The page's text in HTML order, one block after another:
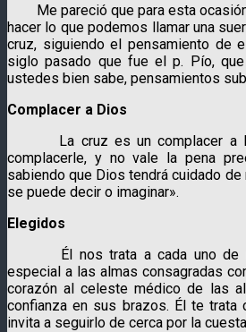
Me pareció que para esta
hacer lo que podemos llamar una
cruz, siguiendo el pensamiento de
siglo pasado que fue el p. Pío,
ustedes bien sabe, pensamientos
Complacer a Dios
La cruz es un complacer a
complacerle, y no vale la pena
sabiendo que Dios tendrá cuidado
se puede decir o imaginar».
Elegidos
Él nos trata a cada uno de
especial a las almas consagradas
corazón al celeste médico de las
confianza en sus brazos. Él te
invita a seguirlo de cerca por la